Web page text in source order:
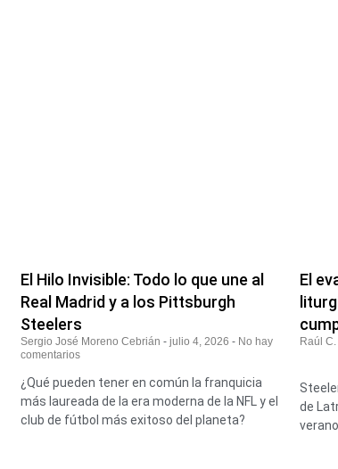
El Hilo Invisible: Todo lo que une al
Real Madrid y a los Pittsburgh
Steelers
Sergio José Moreno Cebrián julio 4, 2026 No hay
comentarios
¿Qué pueden tener en común la franquicia
más laureada de la era moderna de la NFL y el
club de fútbol más exitoso del planeta?
El
Raúl
El
de